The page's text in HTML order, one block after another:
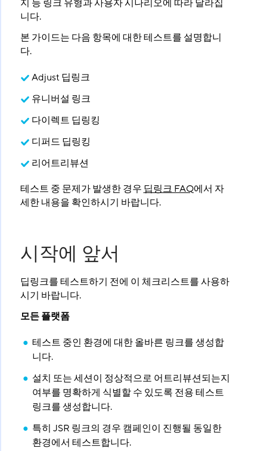
지 등 링크 유형과 사용자 시나리오에 따라 달라집
니다.
본 가이드는 다음 항목에 대한 테스트를 설명합니
다.
Adjust 딥링크
유니버설 링크
다이렉트 딥링킹
디퍼드 딥링킹
리어트리뷰션
테스트 중 문제가 발생한 경우 딥링크 FAQ에서 자
세한 내용을 확인하시기 바랍니다.
시작에 앞서
딥링크를 테스트하기 전에 이 체크리스트를 사용하
시기 바랍니다.
모든 플랫폼
테스트 중인 환경에 대한 올바른 링크를 생성합
니다.
설치 또는 세션이 정상적으로 어트리뷰션되는지
여부를 명확하게 식별할 수 있도록 전용 테스트
링크를 생성합니다.
특히 JSR 링크의 경우 캠페인이 진행될 동일한
환경에서 테스트합니다.